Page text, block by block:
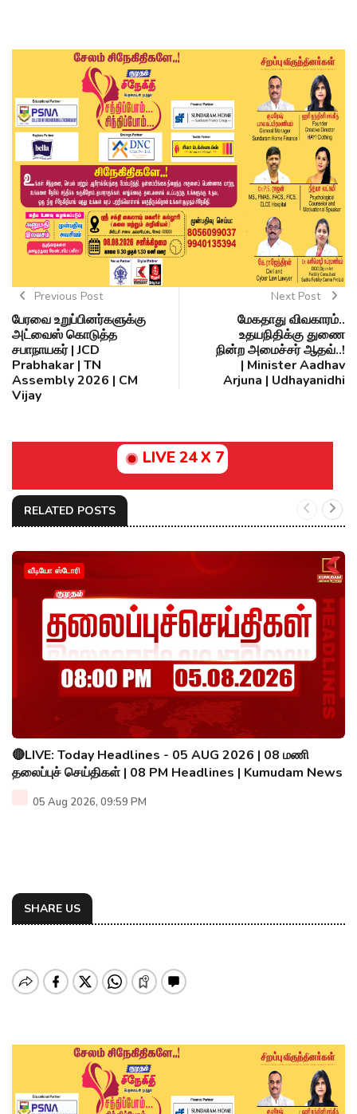
Previous Post
பேரவை உறுப்பினர்களுக்கு
அட்வைஸ் கொடுத்த
சபாநாயகர் | JCD
Prabhakar | TN
Assembly 2026 | CM
Vijay
Next Post
மேகதாது விவகாரம்..
உதயநிதிக்கு துணை
நின்ற அமைச்சர் ஆதவ்..!
| Minister Aadhav
Arjuna | Udhayanidhi
LIVE 24 X 7
RELATED POSTS
வீடியோ ஸ்டோரி
🔴LIVE: Today Headlines - 05 AUG 2026 | 08 மணி
தலைப்புச் செய்திகள் | 08 PM Headlines | Kumudam News
05 Aug 2026, 09:59 PM
SHARE US